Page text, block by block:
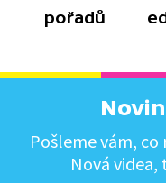
pořadů
Pošleme vám, co
Nová